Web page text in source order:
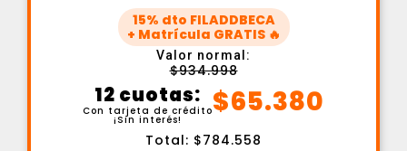
15% dto FILADDBECA
+ Matrícula GRATIS 🔥
Valor normal:
$934.998
12 cuotas:
Con tarjeta de crédito
¡Sin interés!
$65.380
Total: $784.558